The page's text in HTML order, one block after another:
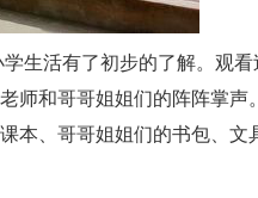
生活有了初步的了解。观看
师和哥哥姐姐们的阵阵掌声
本、哥哥姐姐们的书包、文